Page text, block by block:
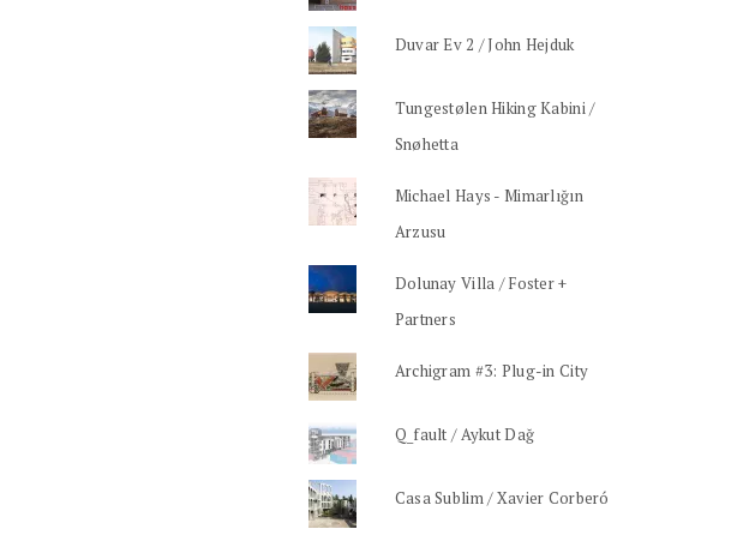
Duvar Ev 2 / John Hejduk
Tungestølen Hiking Kabini /
Snøhetta
Michael Hays - Mimarlığın
Arzusu
Dolunay Villa / Foster +
Partners
Archigram #3: Plug-in City
Q_fault / Aykut Dağ
Casa Sublim / Xavier Corberó